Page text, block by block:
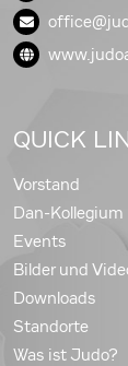
QUICK
Vorstand
Dan-Kollegium
Events
Bilder und
Downloads
Standorte
Was ist Judo?